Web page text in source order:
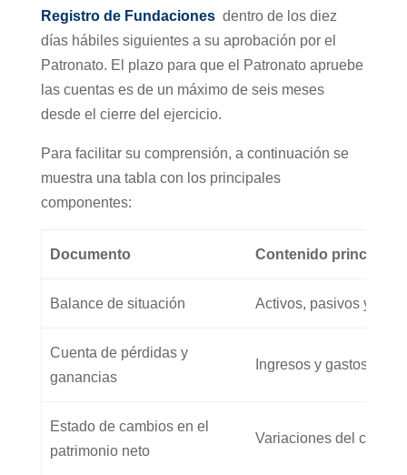
Registro de Fundaciones dentro de los diez
días hábiles siguientes a su aprobación por el
Patronato. El plazo para que el Patronato apruebe
las cuentas es de un máximo de seis meses
desde el cierre del ejercicio.
Para facilitar su comprensión, a continuación se
muestra una tabla con los principales
componentes:
Documento Contenido principal
Balance de situación Activos, pasivos y
Cuenta de pérdidas y
ganancias
Ingresos y gastos del
Estado de cambios en el
patrimonio neto
Variaciones del capital